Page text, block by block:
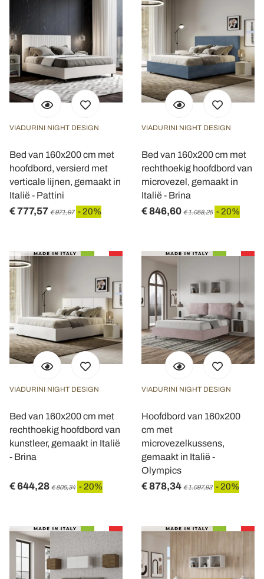
VIADURINI NIGHT DESIGN
Bed van 160x200 cm met
hoofdbord, versierd met
verticale lijnen, gemaakt in
Italië - Pattini
€ 777,57 € 971,97 - 20%
VIADURINI NIGHT DESIGN
Bed van 160x200 cm met
rechthoekig hoofdbord van
microvezel, gemaakt in
Italië - Brina
€ 846,60 € 1.058,25 - 20%
VIADURINI NIGHT DESIGN
Bed van 160x200 cm met
rechthoekig hoofdbord van
kunstleer, gemaakt in Italië
- Brina
€ 644,28 € 805,34 - 20%
VIADURINI NIGHT DESIGN
Hoofdbord van 160x200
cm met
microvezelkussens,
gemaakt in Italië -
Olympics
€ 878,34 € 1.097,93 - 20%